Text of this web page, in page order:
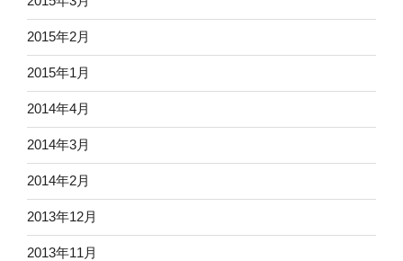
2015年2月
2015年1月
2014年4月
2014年3月
2014年2月
2013年12月
2013年11月